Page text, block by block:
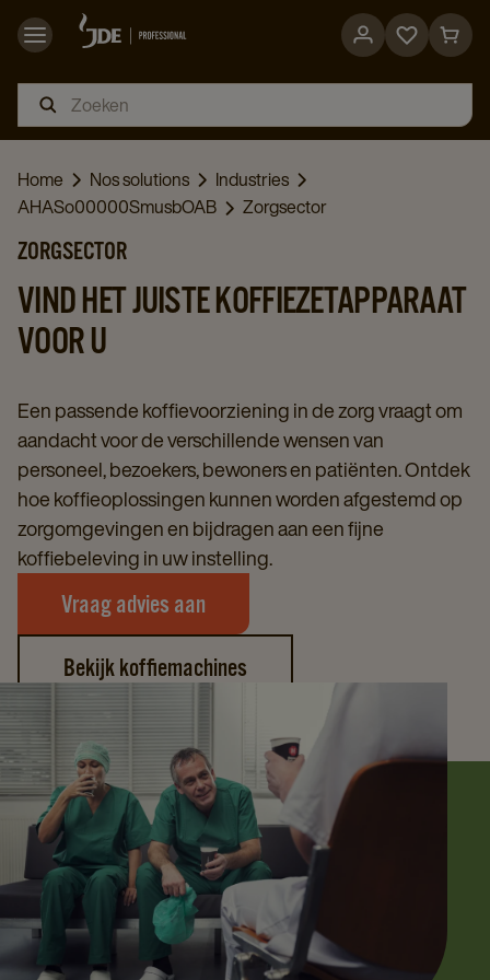
Go
page
Go
page
Home Nos solutions
Industries
AHASo00000SmusbOAB
Zorgsector
ZORGSECTOR
VIND HET JUISTE KOFFIEZETAPPARAAT
VOOR U
Een passende koffievoorziening in de zorg vraagt om
aandacht voor de verschillende wensen van
personeel, bezoekers, bewoners en patiënten. Ontdek
hoe koffieoplossingen kunnen worden afgestemd op
zorgomgevingen en bijdragen aan een fijne
koffiebeleving in uw instelling.
Vraag advies aan
Bekijk koffiemachines